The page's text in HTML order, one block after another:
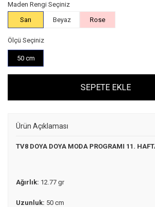
Maden Rengi Seçiniz
Sarı
Beyaz Rose
Ölçü Seçiniz
50 cm
SEPETE EKLE
Ürün Açıklaması
TV8 DOYA DOYA MODA PROGRAMI 11.
Ağırlık: 12.77 gr
Uzunluk: 50 cm